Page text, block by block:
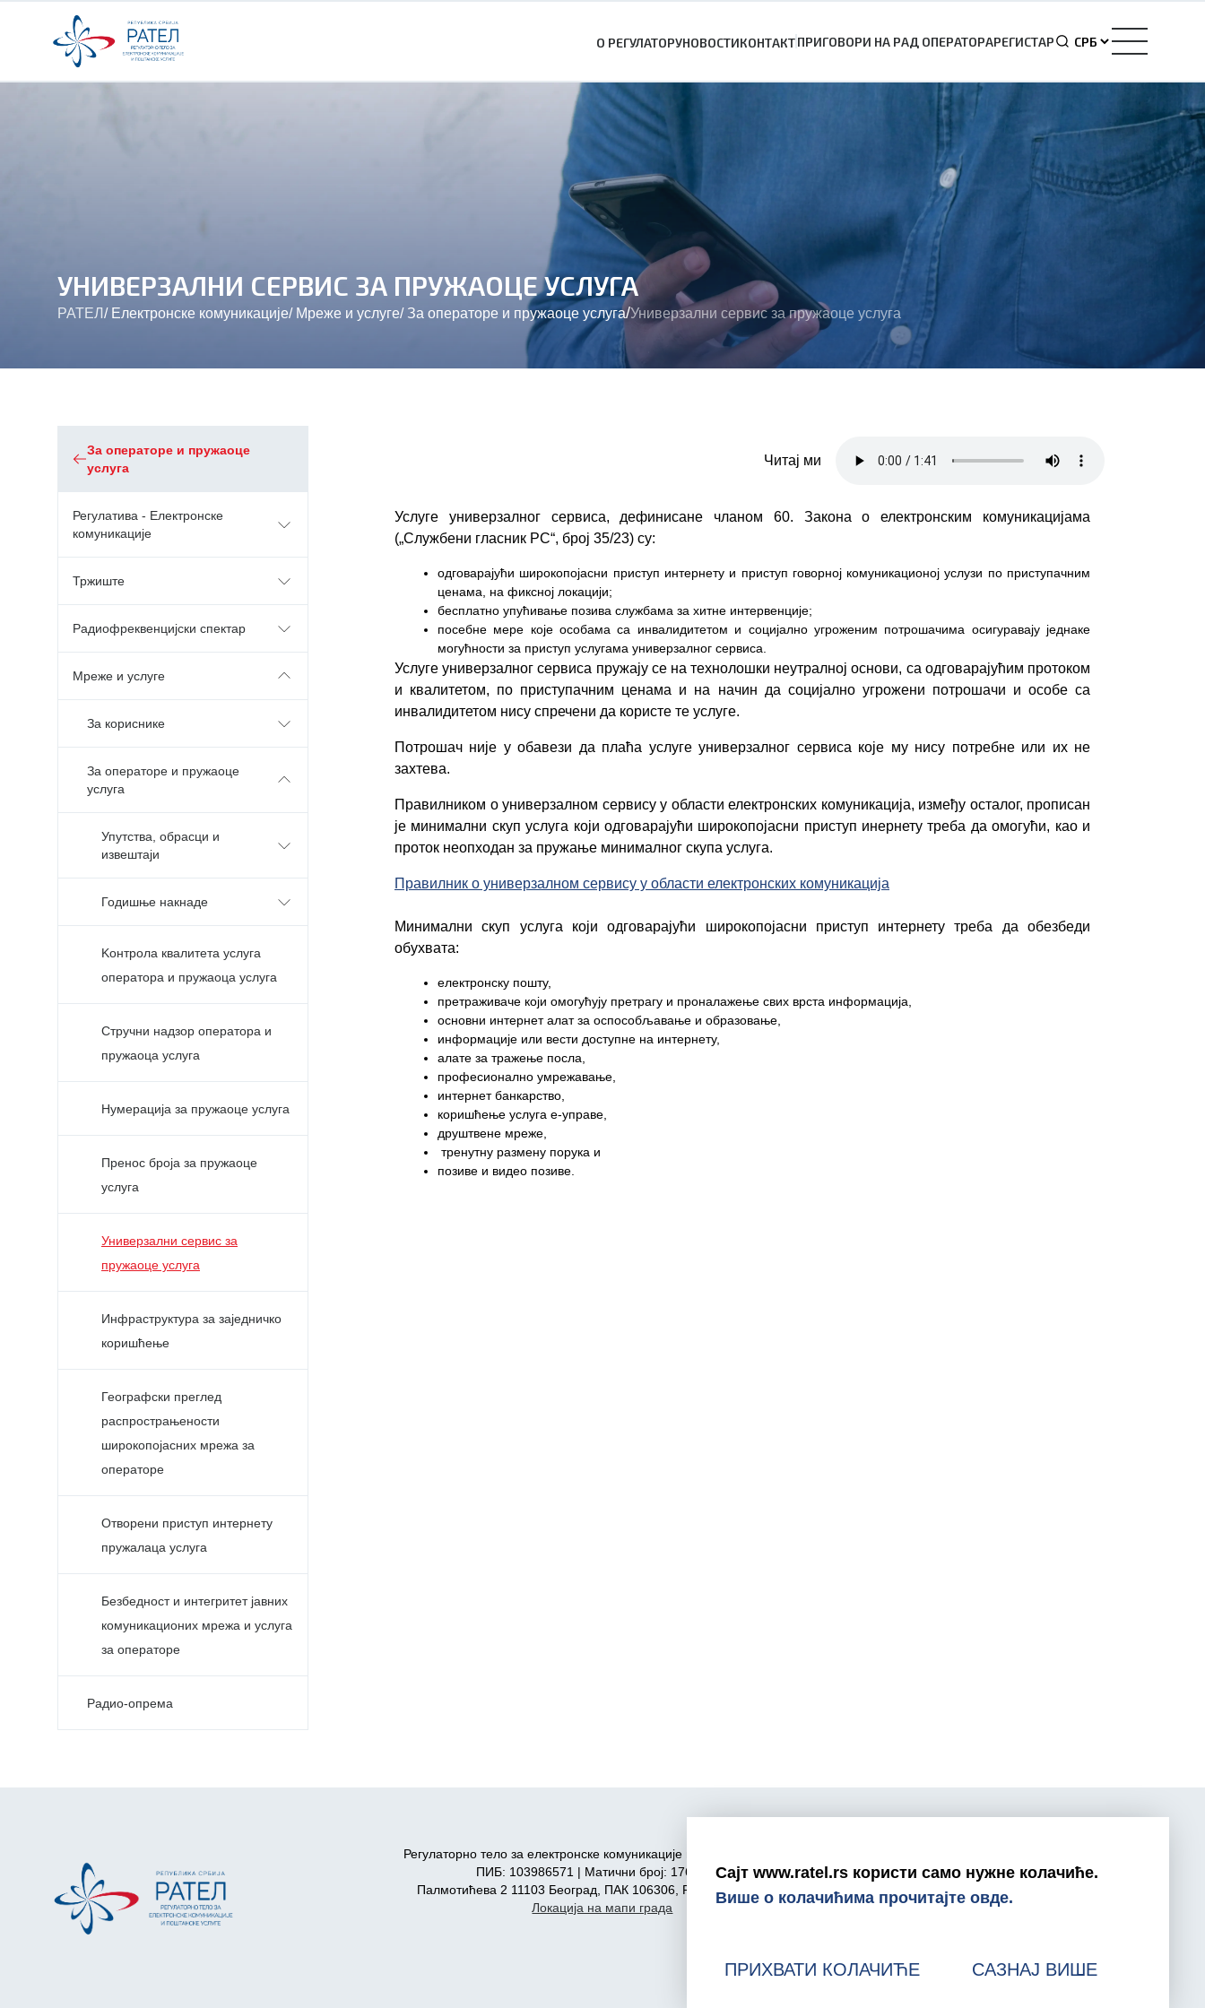
О РЕГУЛАТОРУНОВОСТИКОНТАКТПРИГОВОРИ НА РАД ОПЕРАТОРАРЕГИСТАР
УНИВЕРЗАЛНИ СЕРВИС ЗА ПРУЖАОЦЕ УСЛУГА
РАТЕЛ/ Електронске комуникације/ Мреже и услуге/ За операторе и пружаоце услуга/Универзални сервис за пружаоце услуга
За операторе и пружаоце
услуга
Регулатива - Електронске
комуникације
Тржиште
Радиофреквенцијски спектар
Мреже и услуге
За кориснике
За операторе и пружаоце
услуга
Упутства, обрасци и
извештаји
Годишње накнаде
Kонтрола квалитета услуга
оператора и пружаоца услуга
Стручни надзор оператора и
пружаоца услуга
Нумерација за пружаоце услуга
Пренос броја за пружаоце
услуга
Универзални сервис за
пружаоце услуга
Инфраструктура за заједничко
коришћење
Географски преглед
распрострањености
широкопојасних мрежа за
операторе
Отворени приступ интернету
пружалаца услуга
Безбедност и интегритет јавних
комуникационих мрежа и услуга
за операторе
Радио-опрема
Читај ми
Услуге универзалног сервиса, дефинисане чланом 60. Закона о електронским комуникацијама
(„Службени гласник РС“, број 35/23) су:
одговарајући широкопојасни приступ интернету и приступ говорној комуникационој услузи по приступачним
ценама, на фиксној локацији;
бесплатно упућивање позива службама за хитне интервенције;
посебне мере које особама са инвалидитетом и социјално угроженим потрошачима осигуравају једнаке
могућности за приступ услугама универзалног сервиса.
Услуге универзалног сервиса пружају се на технолошки неутралној основи, са одговарајућим протоком
и квалитетом, по приступачним ценама и на начин да социјално угрожени потрошачи и особе са
инвалидитетом нису спречени да користе те услуге.
Потрошач није у обавези да плаћа услуге универзалног сервиса које му нису потребне или их не
захтева.
Правилником о универзалном сервису у области електронских комуникација, између осталог, прописан
је минимални скуп услуга који одговарајући широкопојасни приступ инернету треба да омогући, као и
проток неопходан за пружање минималног скупа услуга.
Правилник о универзалном сервису у области електронских комуникација
Минимални скуп услуга који одговарајући широкопојасни приступ интернету треба да обезбеди
обухвата:
електронску пошту,
претраживаче који омогућују претрагу и проналажење свих врста информација,
основни интернет алат за оспособљавање и образовање,
информације или вести доступне на интернету,
алате за тражење посла,
професионално умрежавање,
интернет банкарство,
коришћење услуга е-управе,
друштвене мреже,
тренутну размену порука и
позиве и видео позиве.
Регулаторно тело за електронске комуникације и поштанске услуге
ПИБ: 103986571 | Матични број: 17606590
Палмотићева 2 11103 Београд, ПАК 106306, Република Србија
Локација на мапи града
0800/800-999
Сајт www.ratel.rs користи само нужне колачиће.
Више о колачићима прочитајте овде.
ПРИХВАТИ КОЛАЧИЋЕ САЗНАЈ ВИШЕ